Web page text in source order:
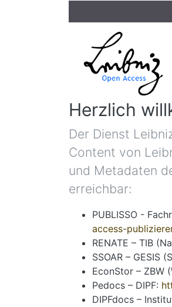
Herzlich
Der Dienst
Content von
und Metadaten
erreichbar:
PUBLISSO -
access-
RENATE – TIB
SSOAR – GESIS
EconStor – ZBW
Pedocs – DIPF:
DIPFdocs –